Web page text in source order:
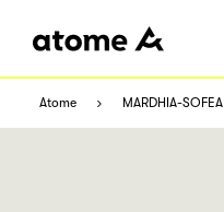
Atome MARDHIA-SOFEA